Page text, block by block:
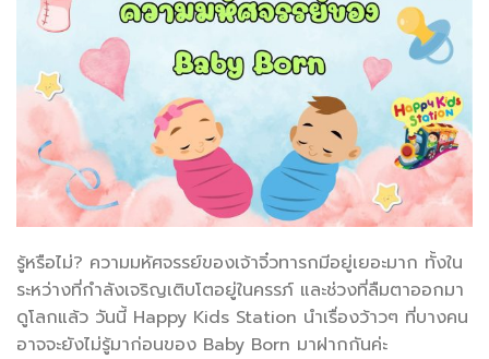
รู้หรือไม่? ความมหัศจรรย์ของเจ้าจิ๋วทารกมีอยู่เยอะมาก ทั้งใน
ระหว่างที่กำลังเจริญเติบโตอยู่ในครรภ์ และช่วงที่ลืมตาออกมา
ดูโลกแล้ว วันนี้ Happy Kids Station นำเรื่องว้าวๆ ที่บางคน
อาจจะยังไม่รู้มาก่อนของ Baby Born มาฝากกันค่ะ